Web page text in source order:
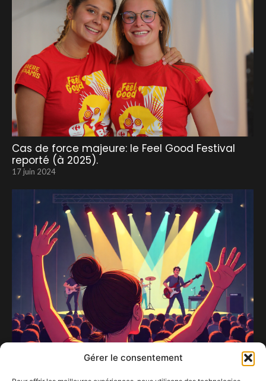
Gérer le consentement
Cas de force majeure: le Feel Good Festival
reporté (à 2025).
17 juin 2024